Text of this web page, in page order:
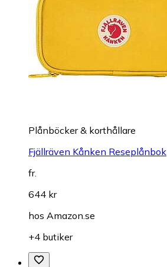
Plånböcker & korthållare
Fjällräven Kånken Reseplånbok
fr.
644 kr
hos Amazon.se
+4 butiker